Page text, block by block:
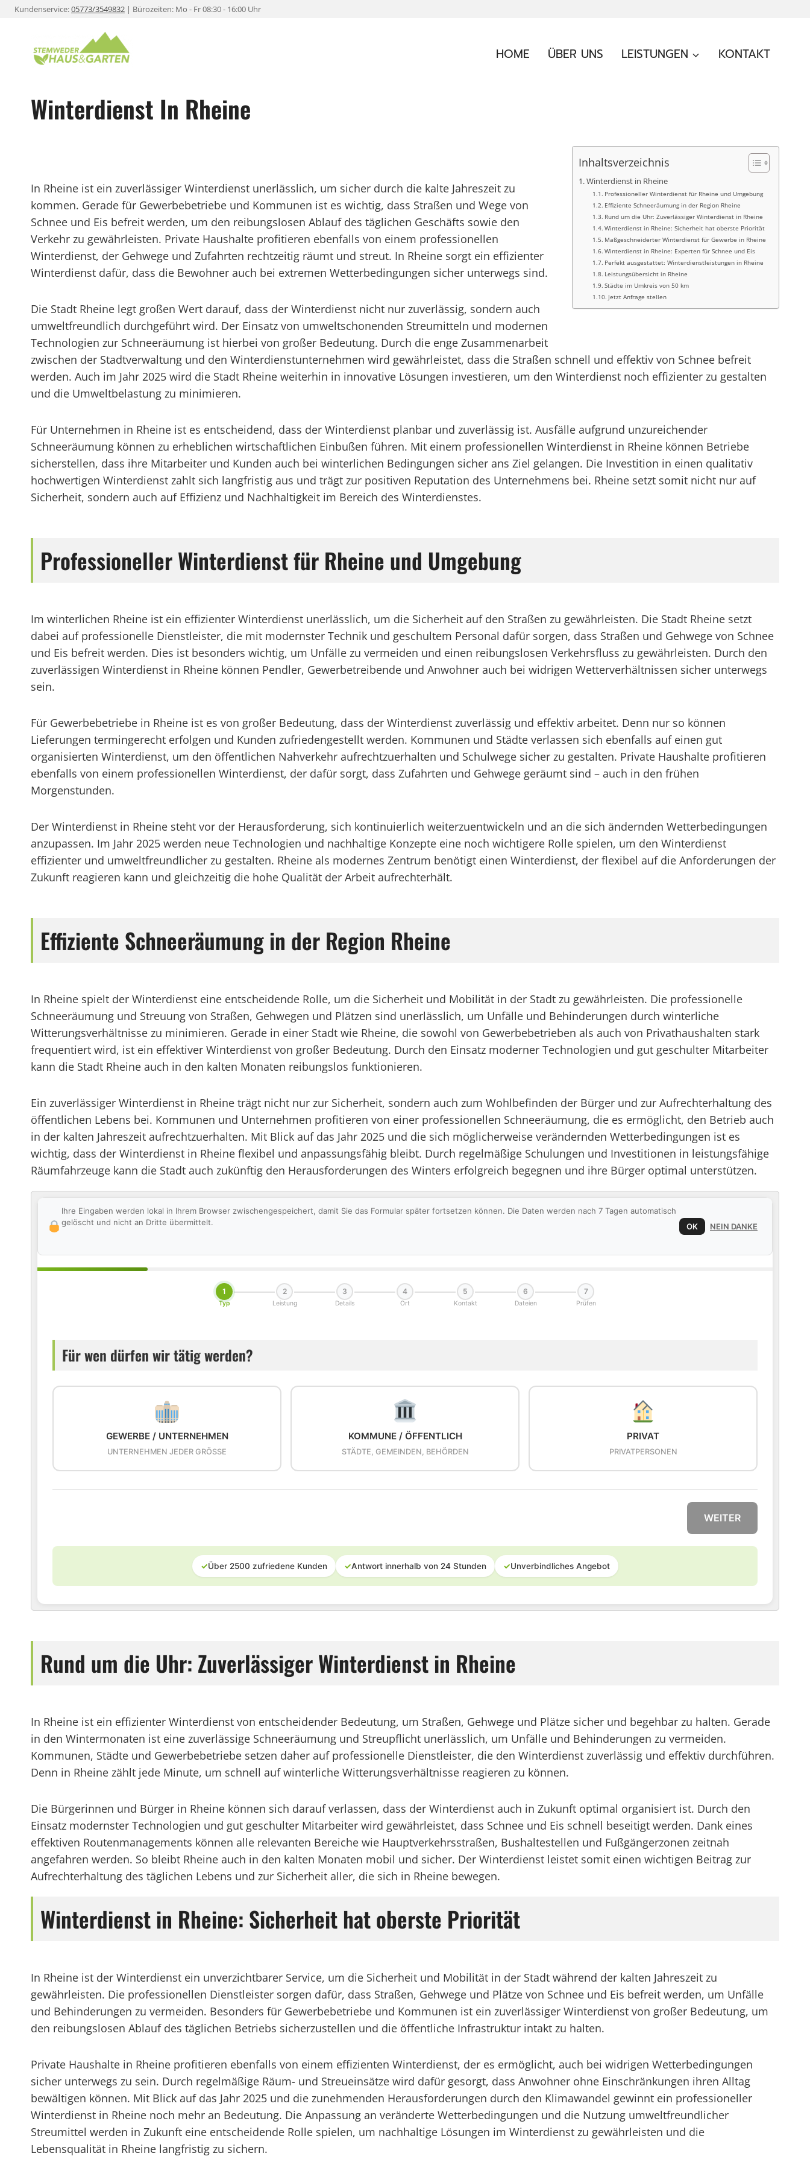
ZumKundenservice:05773/3549832 | Bürozeiten: Mo - Fr 08:30 - 16:00 Uhr
HOME ÜBER UNS LEISTUNGEN KONTAKT
Winterdienst In Rheine
Inhaltsverzeichnis
Winterdienst in Rheine
Professioneller Winterdienst für Rheine und Umgebung
Effiziente Schneeräumung in der Region Rheine
Rund um die Uhr: Zuverlässiger Winterdienst in Rheine
Winterdienst in Rheine: Sicherheit hat oberste Priorität
Maßgeschneiderter Winterdienst für Gewerbe in Rheine
Winterdienst in Rheine: Experten für Schnee und Eis
Perfekt ausgestattet: Winterdienstleistungen in Rheine
Leistungsübersicht in Rheine
Städte im Umkreis von 50 km
Jetzt Anfrage stellen
In Rheine ist ein zuverlässiger Winterdienst unerlässlich, um sicher durch die kalte Jahreszeit zu
kommen. Gerade für Gewerbebetriebe und Kommunen ist es wichtig, dass Straßen und Wege von
Schnee und Eis befreit werden, um den reibungslosen Ablauf des täglichen Geschäfts sowie den
Verkehr zu gewährleisten. Private Haushalte profitieren ebenfalls von einem professionellen
Winterdienst, der Gehwege und Zufahrten rechtzeitig räumt und streut. In Rheine sorgt ein effizienter
Winterdienst dafür, dass die Bewohner auch bei extremen Wetterbedingungen sicher unterwegs sind.
Die Stadt Rheine legt großen Wert darauf, dass der Winterdienst nicht nur zuverlässig, sondern auch
umweltfreundlich durchgeführt wird. Der Einsatz von umweltschonenden Streumitteln und modernen
Technologien zur Schneeräumung ist hierbei von großer Bedeutung. Durch die enge Zusammenarbeit
zwischen der Stadtverwaltung und den Winterdienstunternehmen wird gewährleistet, dass die Straßen schnell und effektiv von Schnee befreit
werden. Auch im Jahr 2025 wird die Stadt Rheine weiterhin in innovative Lösungen investieren, um den Winterdienst noch effizienter zu gestalten
und die Umweltbelastung zu minimieren.
Für Unternehmen in Rheine ist es entscheidend, dass der Winterdienst planbar und zuverlässig ist. Ausfälle aufgrund unzureichender
Schneeräumung können zu erheblichen wirtschaftlichen Einbußen führen. Mit einem professionellen Winterdienst in Rheine können Betriebe
sicherstellen, dass ihre Mitarbeiter und Kunden auch bei winterlichen Bedingungen sicher ans Ziel gelangen. Die Investition in einen qualitativ
hochwertigen Winterdienst zahlt sich langfristig aus und trägt zur positiven Reputation des Unternehmens bei. Rheine setzt somit nicht nur auf
Sicherheit, sondern auch auf Effizienz und Nachhaltigkeit im Bereich des Winterdienstes.
Professioneller Winterdienst für Rheine und Umgebung
Im winterlichen Rheine ist ein effizienter Winterdienst unerlässlich, um die Sicherheit auf den Straßen zu gewährleisten. Die Stadt Rheine setzt
dabei auf professionelle Dienstleister, die mit modernster Technik und geschultem Personal dafür sorgen, dass Straßen und Gehwege von Schnee
und Eis befreit werden. Dies ist besonders wichtig, um Unfälle zu vermeiden und einen reibungslosen Verkehrsfluss zu gewährleisten. Durch den
zuverlässigen Winterdienst in Rheine können Pendler, Gewerbetreibende und Anwohner auch bei widrigen Wetterverhältnissen sicher unterwegs
sein.
Für Gewerbebetriebe in Rheine ist es von großer Bedeutung, dass der Winterdienst zuverlässig und effektiv arbeitet. Denn nur so können
Lieferungen termingerecht erfolgen und Kunden zufriedengestellt werden. Kommunen und Städte verlassen sich ebenfalls auf einen gut
organisierten Winterdienst, um den öffentlichen Nahverkehr aufrechtzuerhalten und Schulwege sicher zu gestalten. Private Haushalte profitieren
ebenfalls von einem professionellen Winterdienst, der dafür sorgt, dass Zufahrten und Gehwege geräumt sind – auch in den frühen
Morgenstunden.
Der Winterdienst in Rheine steht vor der Herausforderung, sich kontinuierlich weiterzuentwickeln und an die sich ändernden Wetterbedingungen
anzupassen. Im Jahr 2025 werden neue Technologien und nachhaltige Konzepte eine noch wichtigere Rolle spielen, um den Winterdienst
effizienter und umweltfreundlicher zu gestalten. Rheine als modernes Zentrum benötigt einen Winterdienst, der flexibel auf die Anforderungen der
Zukunft reagieren kann und gleichzeitig die hohe Qualität der Arbeit aufrechterhält.
Effiziente Schneeräumung in der Region Rheine
In Rheine spielt der Winterdienst eine entscheidende Rolle, um die Sicherheit und Mobilität in der Stadt zu gewährleisten. Die professionelle
Schneeräumung und Streuung von Straßen, Gehwegen und Plätzen sind unerlässlich, um Unfälle und Behinderungen durch winterliche
Witterungsverhältnisse zu minimieren. Gerade in einer Stadt wie Rheine, die sowohl von Gewerbebetrieben als auch von Privathaushalten stark
frequentiert wird, ist ein effektiver Winterdienst von großer Bedeutung. Durch den Einsatz moderner Technologien und gut geschulter Mitarbeiter
kann die Stadt Rheine auch in den kalten Monaten reibungslos funktionieren.
Ein zuverlässiger Winterdienst in Rheine trägt nicht nur zur Sicherheit, sondern auch zum Wohlbefinden der Bürger und zur Aufrechterhaltung des
öffentlichen Lebens bei. Kommunen und Unternehmen profitieren von einer professionellen Schneeräumung, die es ermöglicht, den Betrieb auch
in der kalten Jahreszeit aufrechtzuerhalten. Mit Blick auf das Jahr 2025 und die sich möglicherweise verändernden Wetterbedingungen ist es
wichtig, dass der Winterdienst in Rheine flexibel und anpassungsfähig bleibt. Durch regelmäßige Schulungen und Investitionen in leistungsfähige
Räumfahrzeuge kann die Stadt auch zukünftig den Herausforderungen des Winters erfolgreich begegnen und ihre Bürger optimal unterstützen.
Ihre Eingaben werden lokal in Ihrem Browser zwischengespeichert, damit Sie das Formular später fortsetzen können. Die Daten werden nach 7 Tagen automatisch
gelöscht und nicht an Dritte übermittelt.
OK NEIN DANKE
1
Typ
2
Leistung
3
Details
4
Ort
5
Kontakt
6
Dateien
7
Prüfen
Für wen dürfen wir tätig werden?
GEWERBE / UNTERNEHMEN
UNTERNEHMEN JEDER GRÖSSE
KOMMUNE / ÖFFENTLICH
STÄDTE, GEMEINDEN, BEHÖRDEN
PRIVAT
PRIVATPERSONEN
WEITER
✓Über 2500 zufriedene Kunden ✓Antwort innerhalb von 24 Stunden ✓Unverbindliches Angebot
Rund um die Uhr: Zuverlässiger Winterdienst in Rheine
In Rheine ist ein effizienter Winterdienst von entscheidender Bedeutung, um Straßen, Gehwege und Plätze sicher und begehbar zu halten. Gerade
in den Wintermonaten ist eine zuverlässige Schneeräumung und Streupflicht unerlässlich, um Unfälle und Behinderungen zu vermeiden.
Kommunen, Städte und Gewerbebetriebe setzen daher auf professionelle Dienstleister, die den Winterdienst zuverlässig und effektiv durchführen.
Denn in Rheine zählt jede Minute, um schnell auf winterliche Witterungsverhältnisse reagieren zu können.
Die Bürgerinnen und Bürger in Rheine können sich darauf verlassen, dass der Winterdienst auch in Zukunft optimal organisiert ist. Durch den
Einsatz modernster Technologien und gut geschulter Mitarbeiter wird gewährleistet, dass Schnee und Eis schnell beseitigt werden. Dank eines
effektiven Routenmanagements können alle relevanten Bereiche wie Hauptverkehrsstraßen, Bushaltestellen und Fußgängerzonen zeitnah
angefahren werden. So bleibt Rheine auch in den kalten Monaten mobil und sicher. Der Winterdienst leistet somit einen wichtigen Beitrag zur
Aufrechterhaltung des täglichen Lebens und zur Sicherheit aller, die sich in Rheine bewegen.
Winterdienst in Rheine: Sicherheit hat oberste Priorität
In Rheine ist der Winterdienst ein unverzichtbarer Service, um die Sicherheit und Mobilität in der Stadt während der kalten Jahreszeit zu
gewährleisten. Die professionellen Dienstleister sorgen dafür, dass Straßen, Gehwege und Plätze von Schnee und Eis befreit werden, um Unfälle
und Behinderungen zu vermeiden. Besonders für Gewerbebetriebe und Kommunen ist ein zuverlässiger Winterdienst von großer Bedeutung, um
den reibungslosen Ablauf des täglichen Betriebs sicherzustellen und die öffentliche Infrastruktur intakt zu halten.
Private Haushalte in Rheine profitieren ebenfalls von einem effizienten Winterdienst, der es ermöglicht, auch bei widrigen Wetterbedingungen
sicher unterwegs zu sein. Durch regelmäßige Räum- und Streueinsätze wird dafür gesorgt, dass Anwohner ohne Einschränkungen ihren Alltag
bewältigen können. Mit Blick auf das Jahr 2025 und die zunehmenden Herausforderungen durch den Klimawandel gewinnt ein professioneller
Winterdienst in Rheine noch mehr an Bedeutung. Die Anpassung an veränderte Wetterbedingungen und die Nutzung umweltfreundlicher
Streumittel werden in Zukunft eine entscheidende Rolle spielen, um nachhaltige Lösungen im Winterdienst zu gewährleisten und die
Lebensqualität in Rheine langfristig zu sichern.